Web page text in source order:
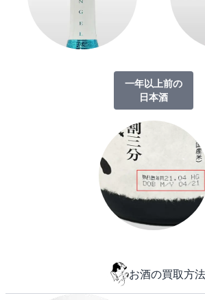
一年以上前の
日本酒
お酒の買取方法